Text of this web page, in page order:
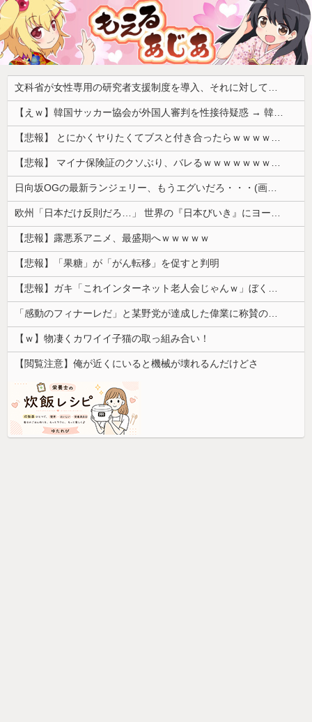
文科省が女性専用の研究者支援制度を導入、それに対して子育て負担に苦しむ若手男性研究者は……
【えｗ】韓国サッカー協会が外国人審判を性接待疑惑 → 韓国ネットに動揺広がる「信じられない」「要求した外国人審判もおかしい」「韓国以外の国にも要求しているのでは」
【悲報】 とにかくヤりたくてブスと付き合ったらｗｗｗｗｗｗｗｗｗｗｗｗｗｗｗ
【悲報】 マイナ保険証のクソぶり、バレるｗｗｗｗｗｗｗｗｗ
日向坂OGの最新ランジェリー、もうエグいだろ・・・(画像どーん)
欧州「日本だけ反則だろ…」 世界の『日本びいき』にヨーロッパ全土から不満の声
【悲報】露悪系アニメ、最盛期へｗｗｗｗｗ
【悲報】「果糖」が「がん転移」を促すと判明
【悲報】ガキ「これインターネット老人会じゃんｗ」ぼく「どれどれ…」ガキ「ニコニコ！らきすた！ボカロ！」ぼく「はぁ…」
「感動のフィナーレだ」と某野党が達成した偉業に称賛の声が殺到、なんかヒーロー番組の最終回を見ているような気分に……
【ｗ】物凄くカワイイ子猫の取っ組み合い！
【閲覧注意】俺が近くにいると機械が壊れるんだけどさ